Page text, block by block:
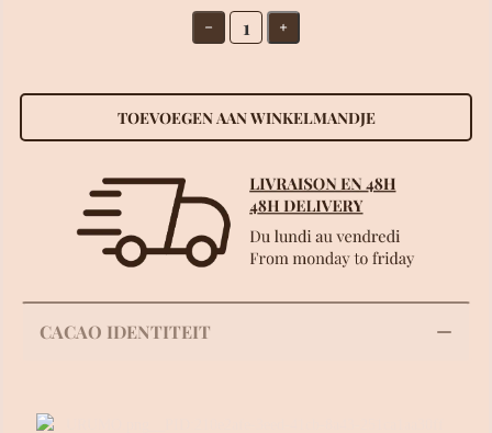
TOEVOEGEN AAN WINKELMANDJE
CACAO IDENTITEIT